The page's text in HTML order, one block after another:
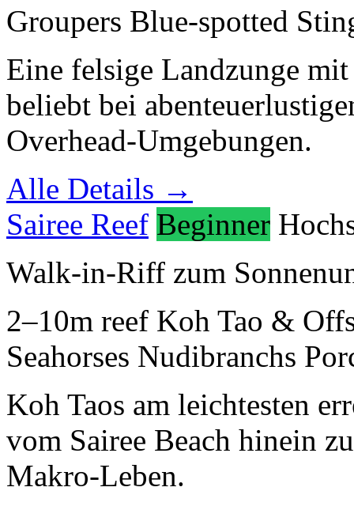
Groupers Blue-spotted
Eine felsige Landzunge
beliebt bei
Overhead-Umgebungen.
Alle Details →
Sairee Reef Beginner
Walk-in-Riff zum
2–10m reef Koh Tao &
Seahorses Nudibranchs
Koh Taos am leichtesten
vom Sairee Beach hinein
Makro-Leben.